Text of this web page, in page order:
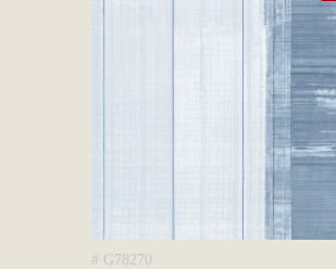
# G78270